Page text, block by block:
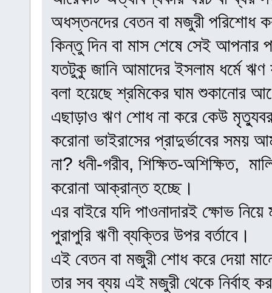
অধস্তনদের বেতন বা মজুরী পরিশোধ
কিন্তু দিন বা মাস শেষে সেই আপনার
যতটুকু জানি আমাদের ইসলাম ধর্মে
বলা হয়েছে শ্রমিকের ঘাম শুকানোর
এছাড়াও ঋণ শোধ না করে কেউ
করোনা ভাইরাসের প্রাদুর্ভাবের
না? ধনী-গরীব, শিক্ষিত-অশিক্ষিত,
করোনা আক্রান্ত হচ্ছে।
এর বাইরে যদি পাওনাদারই ক্ষোভ
পুরাপুরি ঋণী ব্যক্তির উপর বর্তাবে।
এই বেতন বা মজুরী শোধ করে দেয়া
তার সব ব্যয় এই মজুরী থেকে নির্বাহ